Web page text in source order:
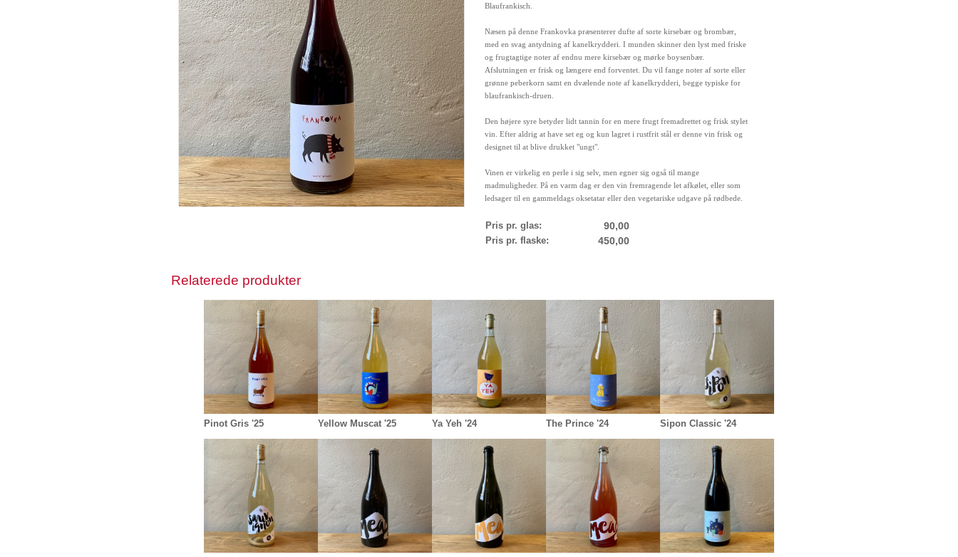
Blaufrankisch.
Næsen på denne Frankovka præsenterer dufte af sorte kirsebær og brombær,
med en svag antydning af kanelkrydderi. I munden skinner den lyst med friske
og frugtagtige noter af endnu mere kirsebær og mørke boysenbær.
Afslutningen er frisk og længere end forventet. Du vil fange noter af sorte eller
grønne peberkorn samt en dvælende note af kanelkrydderi, begge typiske for
blaufrankisch-druen.
Den højere syre betyder lidt tannin for en mere frugt fremadrettet og frisk stylet
vin. Efter aldrig at have set eg og kun lagret i rustfrit stål er denne vin frisk og
designet til at blive drukket "ungt".
Vinen er virkelig en perle i sig selv, men egner sig også til mange
madmuligheder. På en varm dag er den vin fremragende let afkølet, eller som
ledsager til en gammeldags oksetatar eller den vegetariske udgave på rødbede.
Pris pr. glas: 90,00
Pris pr. flaske: 450,00
Relaterede produkter
Pinot Gris '25 Yellow Muscat '25 Ya Yeh '24 The Prince '24 Sipon Classic '24